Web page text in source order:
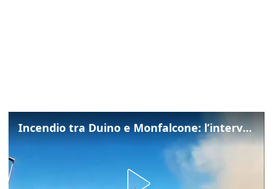
Incendio tra Duino e Monfalcone: l’intervento dei vigili del fuoco